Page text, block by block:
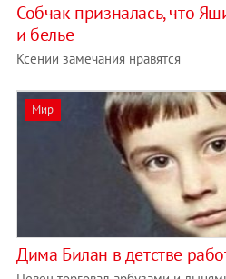
Собчак призналась, что
и белье
Ксении замечания нравятся
Мир
Дима Билан в детстве